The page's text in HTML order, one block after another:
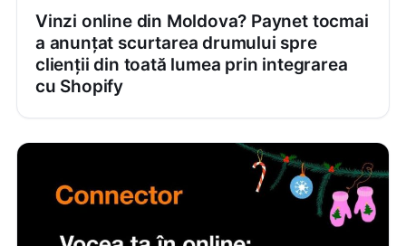
Vinzi online din Moldova? Paynet tocmai
a anunțat scurtarea drumului spre
clienții din toată lumea prin integrarea
cu Shopify